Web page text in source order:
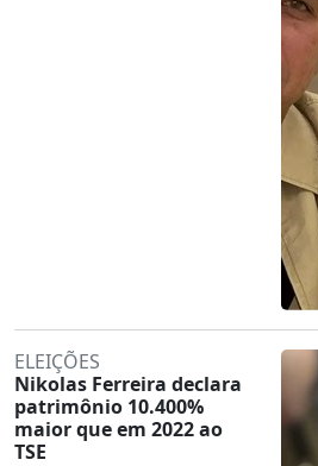
ELEIÇÕES
Nikolas Ferreira declara
patrimônio 10.400%
maior que em 2022 ao
TSE